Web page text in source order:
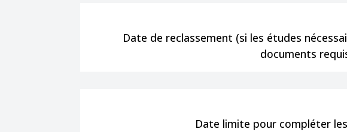
Date de reclassement (si les études
documents
Date limite pour compléter